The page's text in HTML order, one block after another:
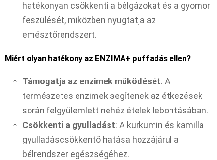
hatékonyan csökkenti a bélgázokat és a gyomor
feszülését, miközben nyugtatja az
emésztőrendszert.
Miért olyan hatékony az ENZIMA+ puffadás ellen?
Támogatja az enzimek működését: A
természetes enzimek segítenek az étkezések
során felgyülemlett nehéz ételek lebontásában.
Csökkenti a gyulladást: A kurkumin és kamilla
gyulladáscsökkentő hatása hozzájárul a
bélrendszer egészségéhez.